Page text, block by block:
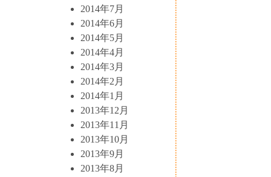
2014年7月
2014年6月
2014年5月
2014年4月
2014年3月
2014年2月
2014年1月
2013年12月
2013年11月
2013年10月
2013年9月
2013年8月